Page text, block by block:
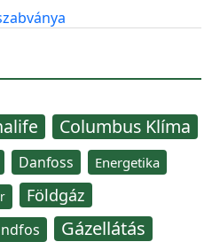
Columbus Klíma
Danfoss Energetika
Földgáz
Gázellátás